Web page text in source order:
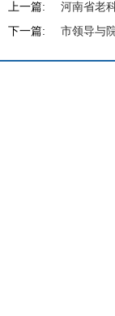
上一篇:
河南省老
下一篇:
市领导与